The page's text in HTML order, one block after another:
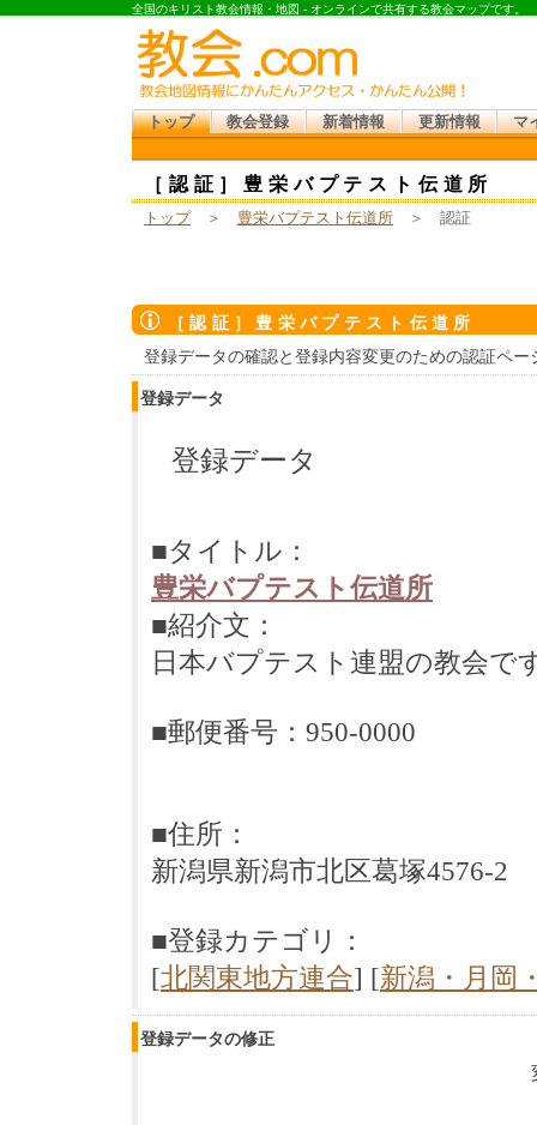
全国のキリスト教会情報・地図 - オンラインで共有する教会マップです。
トップ 教会登録 新着情報 更新情報 マ
［認証］豊栄バプテスト伝道所
トップ ＞ 豊栄バプテスト伝道所 ＞ 認証
［認証］豊栄バプテスト伝道所
登録データの確認と登録内容変更のための認証ペー
登録データ
登録データ
■タイトル：
豊栄バプテスト伝道所
■紹介文：
日本バプテスト連盟の教会で
■郵便番号：950-0000
■住所：
新潟県新潟市北区葛塚4576-2
■登録カテゴリ：
[北関東地方連合] [新潟・月岡
登録データの修正